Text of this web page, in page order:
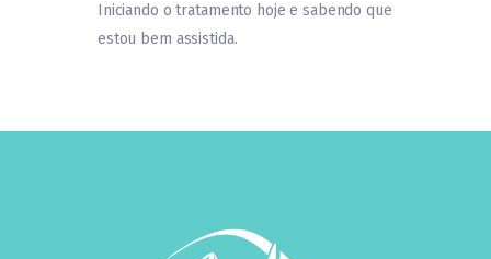
Iniciando o tratamento hoje e sabendo que
estou bem assistida.